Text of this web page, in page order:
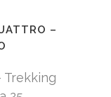
–
Trekking